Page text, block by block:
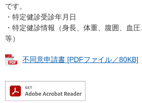
です。
・特定健診受診年月日
・特定健診情報（身長、体重、腹囲、血
等）
不同意申請書 [PDFファイル／80KB]